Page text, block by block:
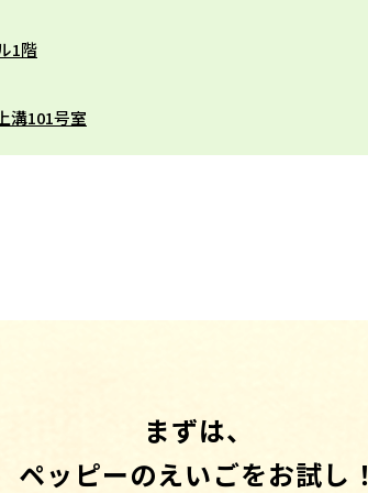
1階
溝101号室
まずは、
ペッピーのえいごをお試し！